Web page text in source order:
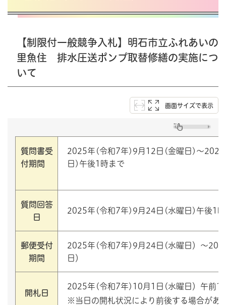
【 制限付一般競争入札】 明石市立ふれあいの
里魚住 排水圧送ポンプ取替修繕の実施につ
いて
画面サイズで表示
質問書受
付期間
2025年(令和7年)9月12日(金曜日)～
日)午後1
質問回答
日
2025年(令和7年)9月24日(水曜日)午後1時
郵便受付
期間
2025年(令和7年)9月24日(水曜日）～
日）
開札日
2025年(令和7年)10月1日(水曜日）午前
※当日の開札状況により前後する場合があ